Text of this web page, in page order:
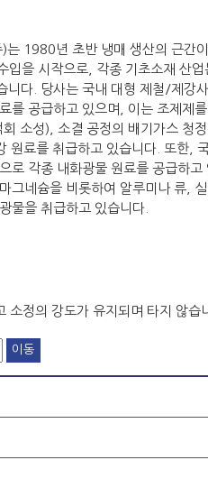
는 1980년 초반 냉매 생산의 근간
입을 시작으로, 각종 기초소재 산
니다. 당사는 국내 대형 제철/제강
를 공급하고 있으며, 이는 조제제
회 소성), 소결 공정의 배기가스 청
원료를 취급하고 있습니다. 또한,
로 각종 내화광물 원료를 공급하
그네슘을 비롯하여 알루미나 류,
물을 취급하고 있습니다.
소정의 강도가 유지되며 타지 않습